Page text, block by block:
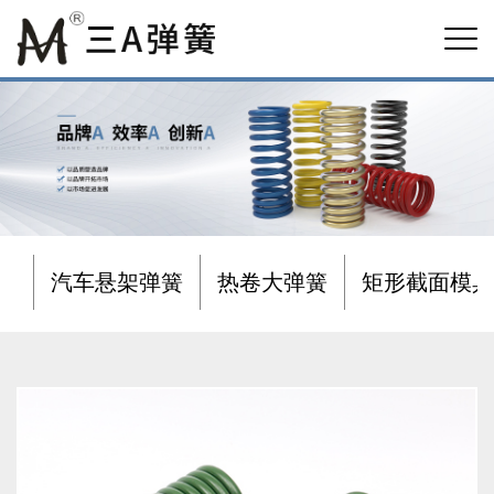
汽车悬架弹簧 热卷大弹簧 矩形截面模